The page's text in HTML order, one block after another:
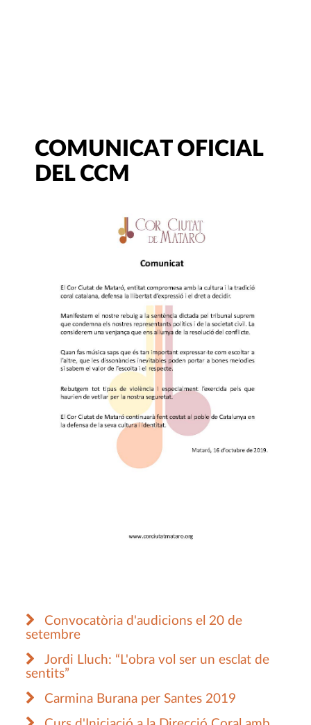
COMUNICAT OFICIAL
DEL CCM
Convocatòria d'audicions el 20 de
setembre
Jordi Lluch: “L'obra vol ser un esclat de
sentits”
Carmina Burana per Santes 2019